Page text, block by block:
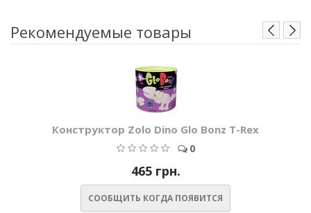
Рекомендуемые товары
Конструктор Zolo Dino Glo Bonz T-Rex
0
465 грн.
СООБЩИТЬ КОГДА ПОЯВИТСЯ